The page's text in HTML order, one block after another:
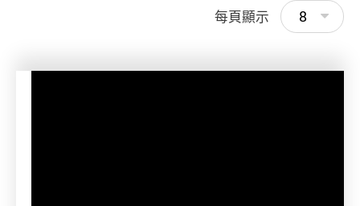
每頁顯示 8